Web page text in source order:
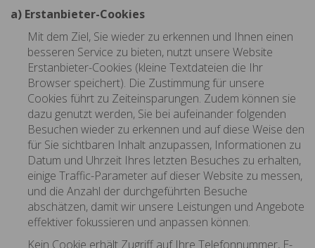
a) Erstanbieter-Cookies
Mit dem Ziel, Sie wieder zu erkennen und Ihnen einen
besseren Service zu bieten, nutzt unsere Website
Erstanbieter-Cookies (kleine Textdateien die Ihr
Browser speichert). Die Zustimmung für unsere
Cookies führt zu Zeiteinsparungen. Zudem können sie
dazu genutzt werden, Sie bei aufeinander folgenden
Besuchen wieder zu erkennen und auf diese Weise den
für Sie sichtbaren Inhalt anzupassen, Informationen zu
Datum und Uhrzeit Ihres letzten Besuches zu erhalten,
einige Traffic-Parameter auf dieser Website zu messen,
und die Anzahl der durchgeführten Besuche
abschätzen, damit wir unsere Leistungen und Angebote
effektiver fokussieren und anpassen können.
Kein Cookie erhält Zugriff auf Ihre Telefonnummer, E-